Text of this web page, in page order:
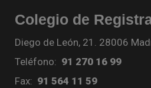
Colegio de
Diego de León, 21. 28006
Teléfono: 91 270 16 99
Fax: 91 564 11 59